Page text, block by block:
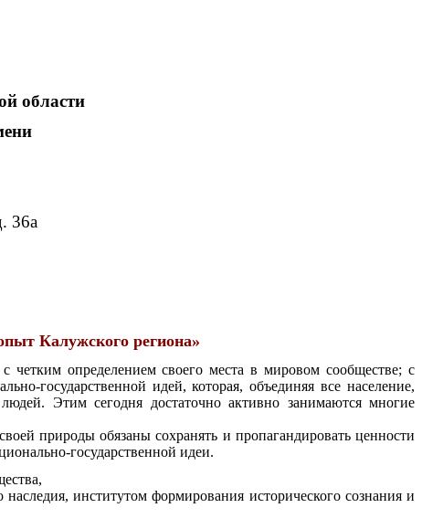
области
36а
Калужского региона»
определением своего места в мировом сообществе; с
государственной идей, которая, объединяя все население,
Этим сегодня достаточно активно занимаются многие
природы обязаны сохранять и пропагандировать ценности
государственной идеи.
институтом формирования исторического сознания и